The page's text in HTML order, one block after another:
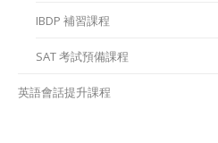
IBDP 補習課程
SAT 考試預備課程
英語會話提升課程